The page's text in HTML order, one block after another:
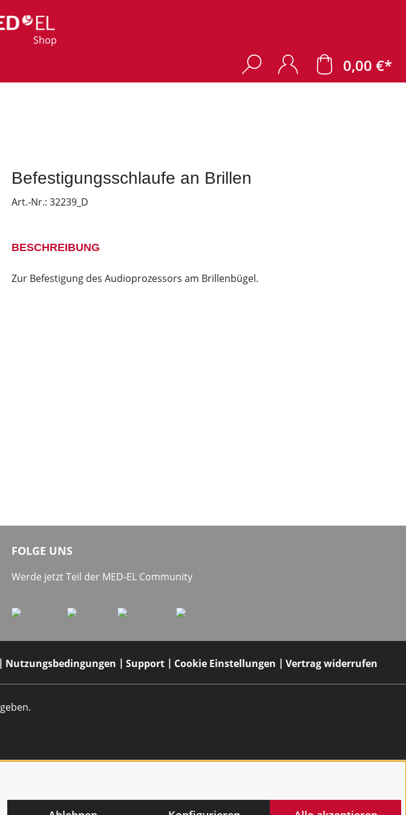
Shop
0,00 €*
Befestigungsschlaufe an Brillen
Art.-Nr.: 32239_D
BESCHREIBUNG
Zur Befestigung des Audioprozessors am Brillenbügel.
FOLGE UNS
Werde jetzt Teil der MED-EL Community
Nutzungsbedingungen Support Cookie Einstellungen Vertrag widerrufen